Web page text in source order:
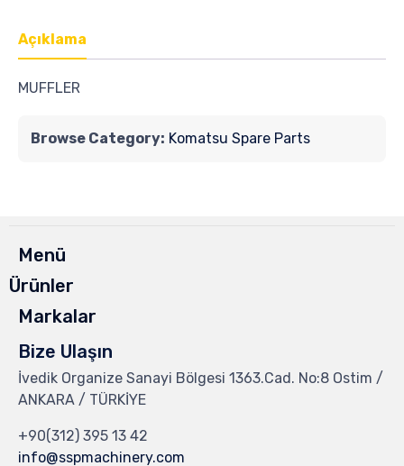
Açıklama
MUFFLER
Browse Category: Komatsu Spare Parts
Menü
Ürünler
Markalar
Bize Ulaşın
İvedik Organize Sanayi Bölgesi 1363.Cad. No:8 Ostim /
ANKARA / TÜRKİYE
+90(312) 395 13 42
info@sspmachinery.com